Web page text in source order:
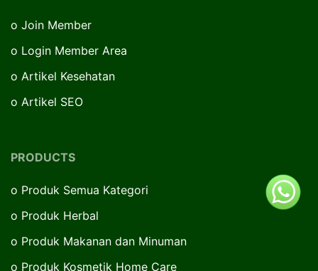
o Join Member
o Login Member Area
o Artikel Kesehatan
o Artikel SEO
PRODUCTS
o Produk Semua Kategori
o Produk Herbal
o Produk Makanan dan Minuman
o Produk Kosmetik Home Care